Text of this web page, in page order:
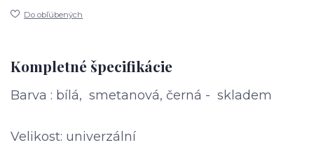
Do obľúbených
Kompletné špecifikácie
Barva : bílá, smetanová, černá - skladem
Velikost: univerzální